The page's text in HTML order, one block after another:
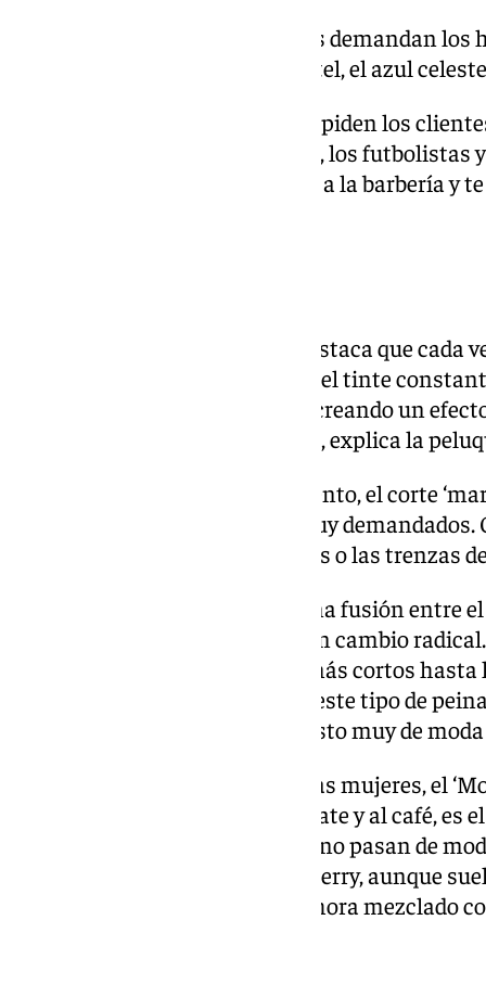
En cuanto a los colores que más demandan
mucho el mocha, los tonos pastel, el azul
La mayoría de los peinados que piden los
las redes sociales y, en concreto, los futbolistas
llama ‘flequillo TikTok’ y vienen a la barbería y
Para las mujeres, Sara Luque destaca que
«transición de canas», evitando el tinte
natural. «Envejecemos la cana creando un
mucho más el mantenimiento», explica la
Los cortes con capas y movimiento, el corte
efecto mojado siguen siendo muy
moñito semirrecogido, las ondas o las trenzas
Por otro lado, el corte ‘moxie’, una fusión entre
terreno entre quienes buscan un cambio
todas sus variantes, desde los más cortos
volviendo muy populares, pero este tipo de
Asimismo, también se han puesto muy de
En relación al color de pelo en las mujeres, el
elegante que recuerda al chocolate y al café,
continúan en tendencia ya que no pasan de
arena, vainilla y caramelo. El cherry, aunque
además, el cobre sigue fuerte, ahora mezclado